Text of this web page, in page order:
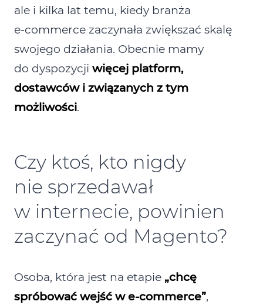
ale i kilka lat temu, kiedy branża
e‑commerce zaczynała zwiększać skalę
swojego działania. Obecnie mamy
do dyspozycji więcej platform,
dostawców i związanych z tym
możliwości.
Czy ktoś, kto nigdy
nie sprzedawał
w internecie, powinien
zaczynać od Magento?
Osoba, która jest na etapie „chcę
spróbować wejść w e‑commerce”,